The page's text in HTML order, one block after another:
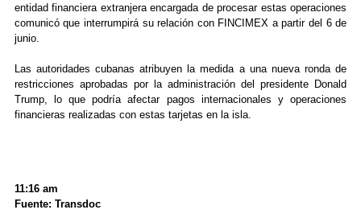
entidad financiera extranjera encargada de procesar estas operaciones
comunicó que interrumpirá su relación con FINCIMEX a partir del 6 de
junio.
Las autoridades cubanas atribuyen la medida a una nueva ronda de
restricciones aprobadas por la administración del presidente Donald
Trump, lo que podría afectar pagos internacionales y operaciones
financieras realizadas con estas tarjetas en la isla.
11:16 am
Fuente: Transdoc